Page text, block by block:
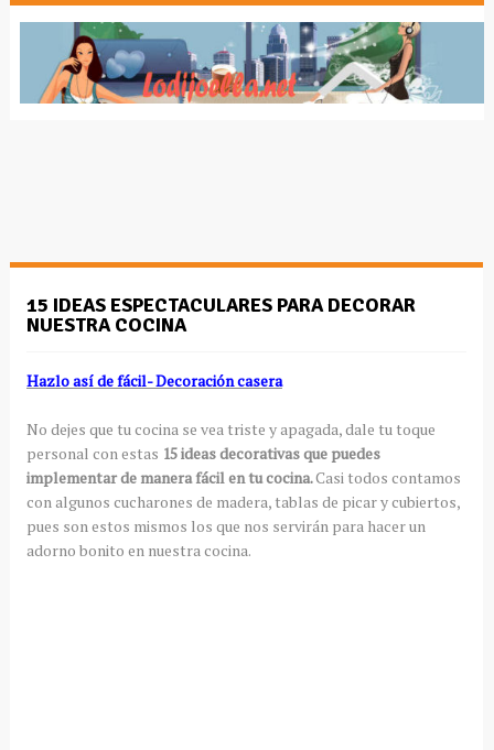
15 IDEAS ESPECTACULARES PARA DECORAR
NUESTRA COCINA
Hazlo así de fácil- Decoración casera
No dejes que tu cocina se vea triste y apagada, dale tu toque
personal con estas 15 ideas decorativas que puedes
implementar de manera fácil en tu cocina.Casi todos contamos
con algunos cucharones de madera, tablas de picar y cubiertos,
pues son estos mismos los que nos servirán para hacer un
adorno bonito en nuestra cocina.